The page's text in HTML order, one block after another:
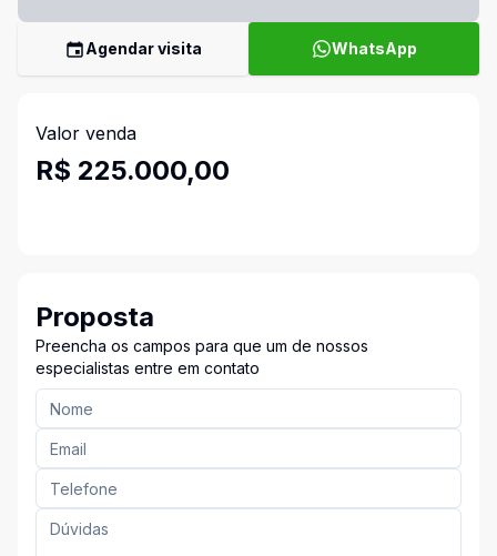
Agendar visita WhatsApp
Valor venda
R$ 225.000,00
Proposta
Preencha os campos para que um de nossos
especialistas entre em contato